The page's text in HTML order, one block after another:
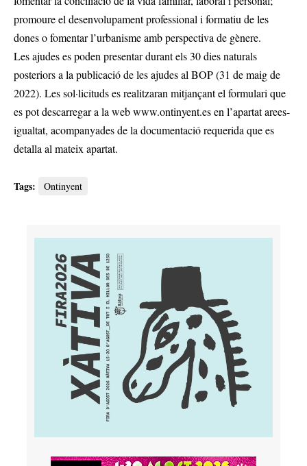
promoure el desenvolupament professional i formatiu de les
dones o fomentar l’urbanisme amb perspectiva de gènere.
Les ajudes es poden presentar durant els 30 dies naturals
posteriors a la publicació de les ajudes al BOP (31 de maig de
2022). Les sol·licituds es realitzaran mitjançant el formulari que
es pot descarregar a la webwww.ontinyent.esen l’apartat arees-
igualtat, acompanyades de la documentació requerida que es
detalla al mateix apartat.
Tags: Ontinyent